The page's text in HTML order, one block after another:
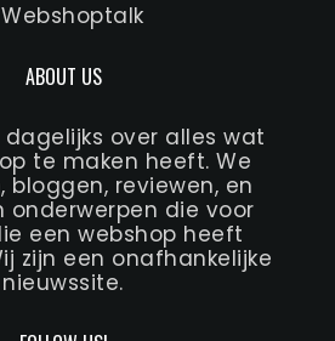
ABOUT US
over alles wat
te maken heeft. We
bloggen, reviewen, en
onderwerpen die voor
een webshop heeft
zijn een onafhankelijke
nieuwssite.